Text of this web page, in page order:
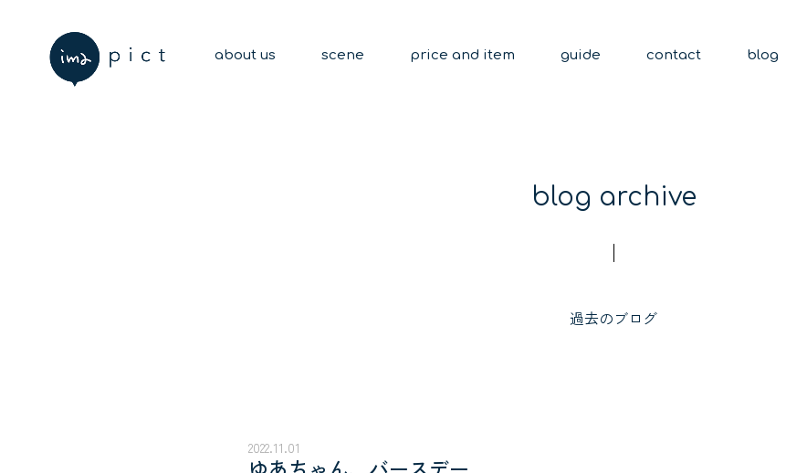
about us scene price and item guide contact blog
blog archive
過去のブログ
2022.11.01